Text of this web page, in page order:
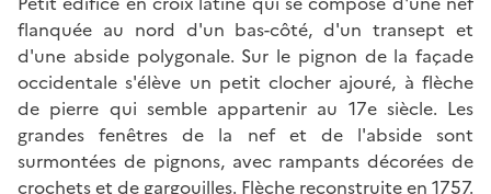
flanquée au nord d'un bas-côté, d'un transept et
d'une abside polygonale. Sur le pignon de la façade
occidentale s'élève un petit clocher ajouré, à flèche
de pierre qui semble appartenir au 17e siècle. Les
grandes fenêtres de la nef et de l'abside sont
surmontées de pignons, avec rampants décorées de
crochets et de gargouilles. Flèche reconstruite en 1757.